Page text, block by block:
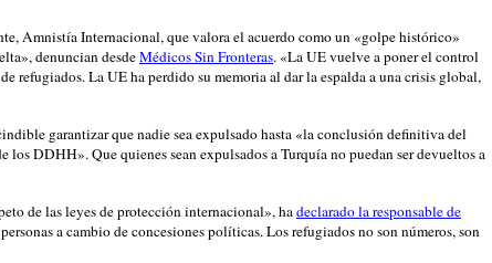
Amnistía Internacional, que valora el acuerdo como un «golpe histórico»
denuncian desdeMédicos Sin Fronteras. «La UE vuelve a poner el control
refugiados. La UE ha perdido su memoria al dar la espalda a una crisis global,
garantizar que nadie sea expulsado hasta «la conclusión definitiva del
DDHH». Que quienes sean expulsados a Turquía no puedan ser devueltos a
de las leyes de protección internacional», hadeclarado la responsable de
a cambio de concesiones políticas. Los refugiados no son números, son